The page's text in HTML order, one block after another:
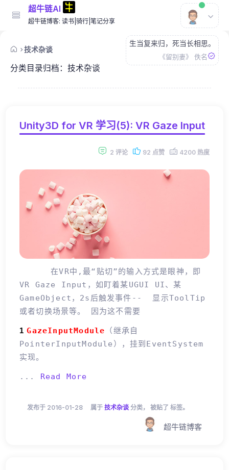
超牛链AI
超牛链博客: 读书|骑行|笔记分享
技术杂谈
生当复来归，死当长相思。
《留别妻》 佚名
分类目录归档： 技术杂谈
Unity3D for VR 学习(5): VR Gaze Input
2 评论 92 点赞 4200 热度
在VR中,最“贴切”的输入方式是眼神，即
VR Gaze Input，如盯着某UGUI UI、某
GameObject，2s后触发事件-- 显示ToolTip
或者切换场景等。 因为这不需要
1GazeInputModule （继承自
PointerInputModule），挂到EventSystem
实现。
... Read More
发布于 2016-01-28 属于 技术杂谈 分类， 被贴了 标签。
超牛链博客